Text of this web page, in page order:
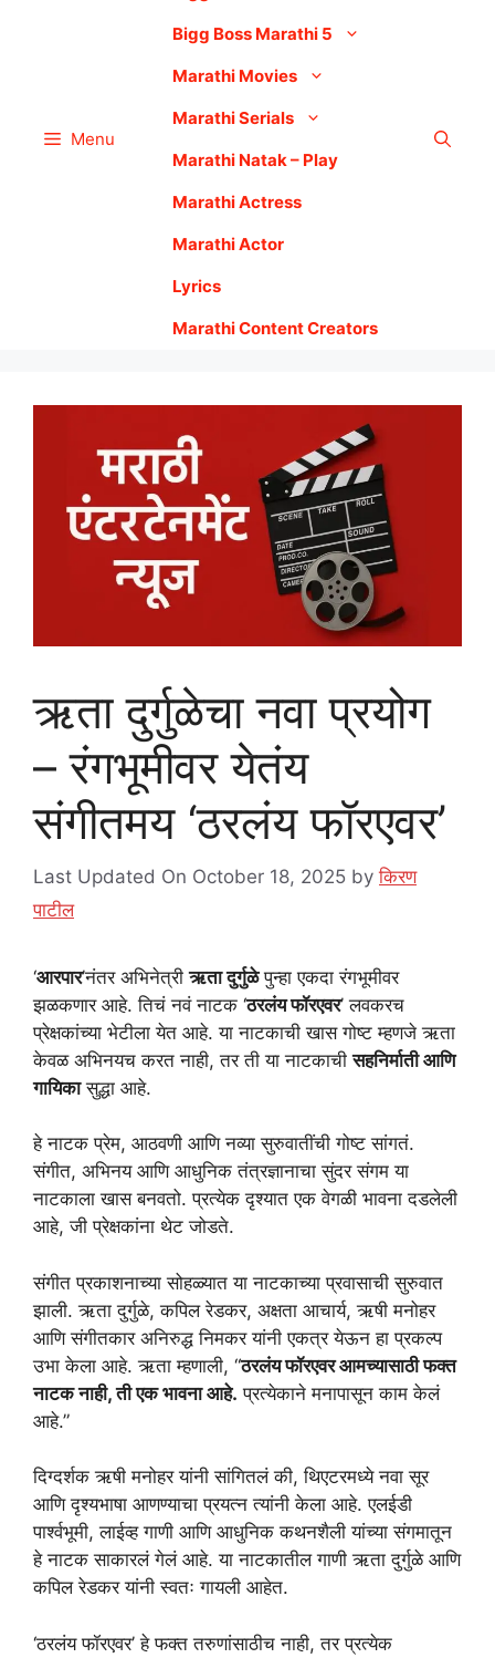
Menu
Bigg Boss Marathi 5
Marathi Movies
Marathi Serials
Marathi Natak – Play
Marathi Actress
Marathi Actor
Lyrics
Marathi Content Creators
ऋता दुर्गुळेचा नवा प्रयोग
– रंगभूमीवर येतंय
संगीतमय ‘ठरलंय फॉरएवर’
Last Updated On October 18, 2025 byकिरण
पाटील
‘आरपार’नंतर अभिनेत्रीऋता दुर्गुळेपुन्हा एकदा रंगभूमीवर
झळकणार आहे. तिचं नवं नाटक ‘ठरलंय फॉरएवर’ लवकरच
प्रेक्षकांच्या भेटीला येत आहे. या नाटकाची खास गोष्ट म्हणजे ऋता
केवळ अभिनयच करत नाही, तर ती या नाटकाचीसहनिर्माती आणि
गायिकासुद्धा आहे.
हे नाटक प्रेम, आठवणी आणि नव्या सुरुवातींची गोष्ट सांगतं.
संगीत, अभिनय आणि आधुनिक तंत्रज्ञानाचा सुंदर संगम या
नाटकाला खास बनवतो. प्रत्येक दृश्यात एक वेगळी भावना दडलेली
आहे, जी प्रेक्षकांना थेट जोडते.
संगीत प्रकाशनाच्या सोहळ्यात या नाटकाच्या प्रवासाची सुरुवात
झाली. ऋता दुर्गुळे, कपिल रेडकर, अक्षता आचार्य, ऋषी मनोहर
आणि संगीतकार अनिरुद्ध निमकर यांनी एकत्र येऊन हा प्रकल्प
उभा केला आहे. ऋता म्हणाली, “ठरलंय फॉरएवर आमच्यासाठी फक्त
नाटक नाही, ती एक भावना आहे. प्रत्येकाने मनापासून काम केलं
आहे.”
दिग्दर्शक ऋषी मनोहर यांनी सांगितलं की, थिएटरमध्ये नवा सूर
आणि दृश्यभाषा आणण्याचा प्रयत्न त्यांनी केला आहे. एलईडी
पार्श्वभूमी, लाईव्ह गाणी आणि आधुनिक कथनशैली यांच्या संगमातून
हे नाटक साकारलं गेलं आहे. या नाटकातील गाणी ऋता दुर्गुळे आणि
कपिल रेडकर यांनी स्वतः गायली आहेत.
‘ठरलंय फॉरएवर’ हे फक्त तरुणांसाठीच नाही, तर प्रत्येक